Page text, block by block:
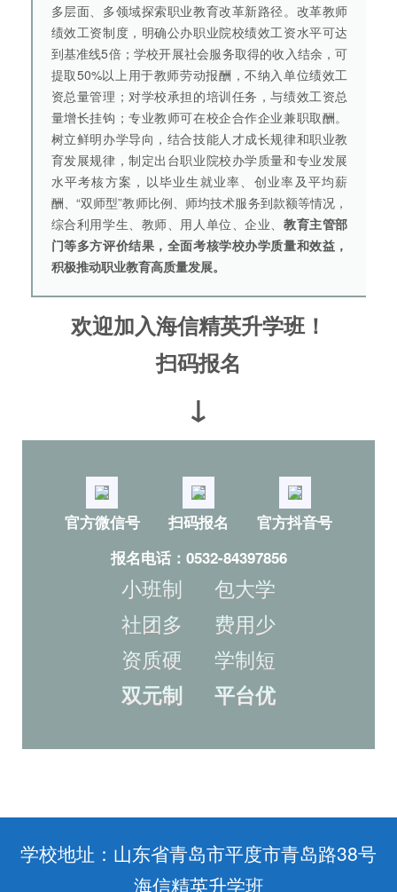
多层面、多领域探索职业教育改革新路径。改革教师
绩效工资制度，明确公办职业院校绩效工资水平可达
到基准线5倍；学校开展社会服务取得的收入结余，可
提取50%以上用于教师劳动报酬，不纳入单位绩效工
资总量管理；对学校承担的培训任务，与绩效工资总
量增长挂钩；专业教师可在校企合作企业兼职取酬。
树立鲜明办学导向，结合技能人才成长规律和职业教
育发展规律，制定出台职业院校办学质量和专业发展
水平考核方案，以毕业生就业率、创业率及平均薪
酬、“双师型”教师比例、师均技术服务到款额等情况，
综合利用学生、教师、用人单位、企业、教育主管部
门等多方评价结果，全面考核学校办学质量和效益，
积极推动职业教育高质量发展。
欢迎加入海信精英升学班！
扫码报名
↓
官方微信号 扫码报名
官方抖音号
报名电话：0532-84397856
小班制 包大学
社团多 费用少
资质硬 学制短
双元制 平台优
学校地址：山东省青岛市平度市青岛路38号
海信精英升学班